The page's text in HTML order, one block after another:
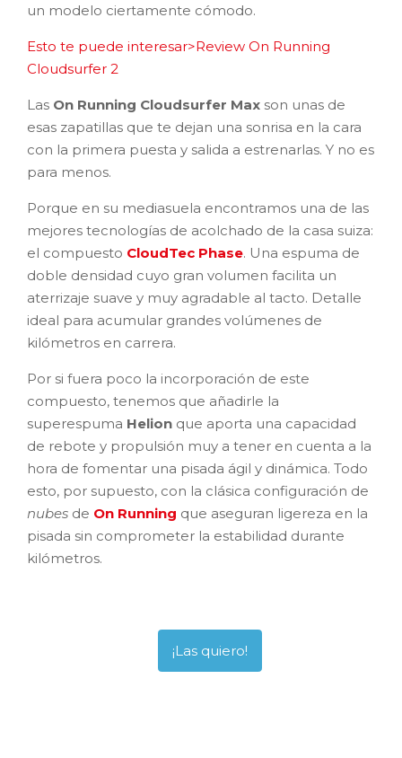
un modelo ciertamente cómodo.
Esto te puede interesar>Review On Running
Cloudsurfer 2
Las On Running Cloudsurfer Max son unas de
esas zapatillas que te dejan una sonrisa en la cara
con la primera puesta y salida a estrenarlas. Y no es
para menos.
Porque en su mediasuela encontramos una de las
mejores tecnologías de acolchado de la casa suiza:
el compuesto CloudTec Phase. Una espuma de
doble densidad cuyo gran volumen facilita un
aterrizaje suave y muy agradable al tacto. Detalle
ideal para acumular grandes volúmenes de
kilómetros en carrera.
Por si fuera poco la incorporación de este
compuesto, tenemos que añadirle la
superespuma Helion que aporta una capacidad
de rebote y propulsión muy a tener en cuenta a la
hora de fomentar una pisada ágil y dinámica. Todo
esto, por supuesto, con la clásica configuración de
nubes de On Running que aseguran ligereza en la
pisada sin comprometer la estabilidad durante
kilómetros.
¡Las quiero!